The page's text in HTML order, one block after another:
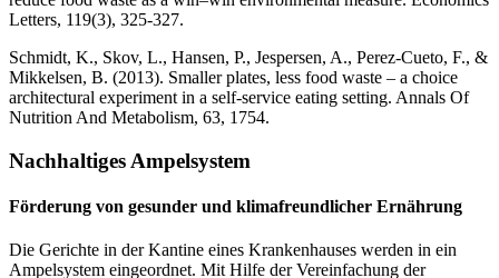
Letters, 119(3), 325-327.
Schmidt, K., Skov, L., Hansen, P., Jespersen, A., Perez-Cueto, F., &
Mikkelsen, B. (2013). Smaller plates, less food waste – a choice
architectural experiment in a self-service eating setting. Annals Of
Nutrition And Metabolism, 63, 1754.
Nachhaltiges Ampelsystem
Förderung von gesunder und klimafreundlicher Ernährung
Die Gerichte in der Kantine eines Krankenhauses werden in ein
Ampelsystem eingeordnet. Mit Hilfe der Vereinfachung der